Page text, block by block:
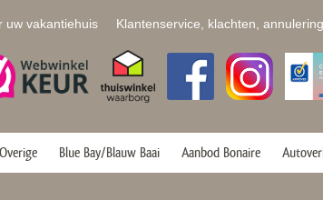
uw vakantiehuis Klantenservice, klachten, annulering
Blue Bay/Blauw Baai Aanbod Bonaire